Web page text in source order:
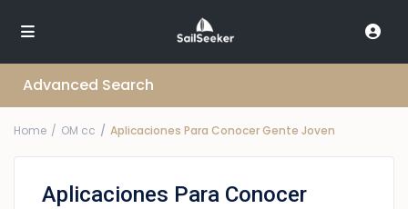
Advanced Search
Home OM cc Aplicaciones Para Conocer Gente Joven
Aplicaciones Para Conocer